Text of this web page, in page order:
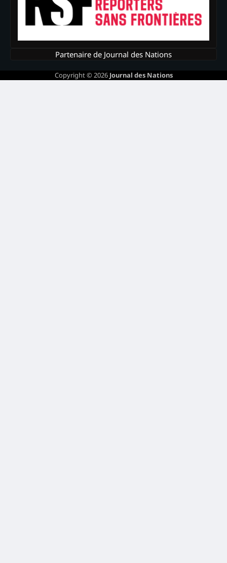
Partenaire de Journal des Nations
Copyright © 2026 Journal des Nations